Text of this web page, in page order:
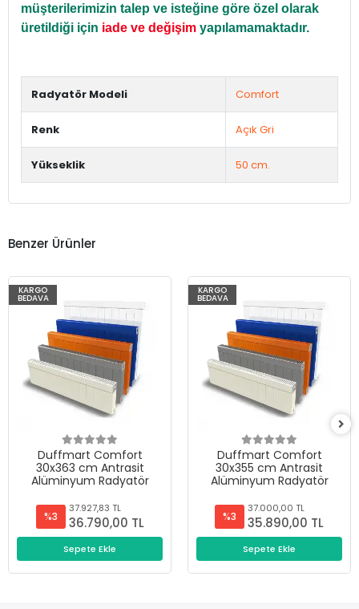
müşterilerimizin talep ve isteğine göre özel olarak
üretildiği için iade ve değişim yapılamamaktadır.
Radyatör Modeli Comfort
Renk Açık Gri
Yükseklik 50 cm.
Benzer Ürünler
KARGO
BEDAVA
Duffmart Comfort
30x363 cm Antrasit
Alüminyum Radyatör
%3
37.927,83 TL
36.790,00 TL
Sepete Ekle
KARGO
BEDAVA
Duffmart Comfort
30x355 cm Antrasit
Alüminyum Radyatör
%3
37.000,00 TL
35.890,00 TL
Sepete Ekle